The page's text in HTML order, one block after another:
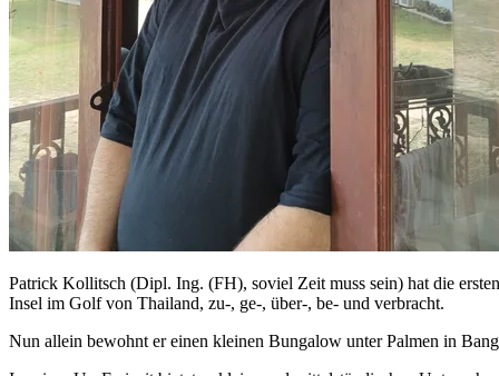
Patrick Kollitsch (Dipl. Ing. (FH), soviel Zeit muss sein) hat die
Insel im Golf von Thailand, zu-, ge-, über-, be- und verbracht.
Nun allein bewohnt er einen kleinen Bungalow unter Palmen in